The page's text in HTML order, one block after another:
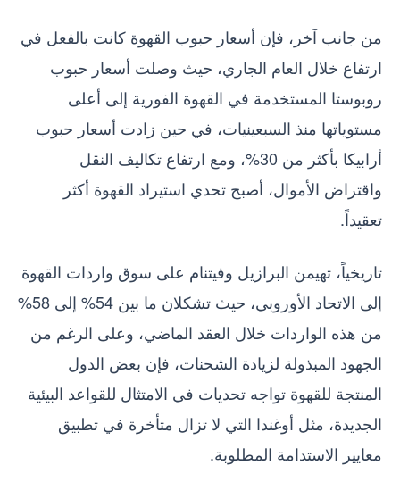
من جانب آخر، فإن أسعار حبوب القهوة كانت بالفعل في
ارتفاع خلال العام الجاري، حيث وصلت أسعار حبوب
روبوستا المستخدمة في القهوة الفورية إلى أعلى
مستوياتها منذ السبعينيات، في حين زادت أسعار حبوب
أرابيكا بأكثر من 30%، ومع ارتفاع تكاليف النقل
واقتراض الأموال، أصبح تحدي استيراد القهوة أكثر
تعقيداً.
تاريخياً، تهيمن البرازيل وفيتنام على سوق واردات القهوة
إلى الاتحاد الأوروبي، حيث تشكلان ما بين 54% إلى 58%
من هذه الواردات خلال العقد الماضي، وعلى الرغم من
الجهود المبذولة لزيادة الشحنات، فإن بعض الدول
المنتجة للقهوة تواجه تحديات في الامتثال للقواعد البيئية
الجديدة، مثل أوغندا التي لا تزال متأخرة في تطبيق
معايير الاستدامة المطلوبة.